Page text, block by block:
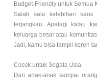
Budget-Friendly untuk Semua
Salah satu kelebihan kaos
terjangkau. Apalagi kalau
keluarga besar atau
Jadi, kamu bisa tampil keren
Cocok untuk Segala Usia
Dari anak-anak sampai